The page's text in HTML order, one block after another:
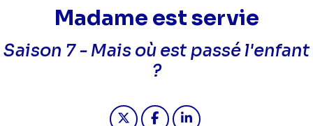
Madame est servie
Saison 7 -Mais où est passé l'enfant
?
Partager "2024-03-15 12:35 -
Partager "2024-03-15